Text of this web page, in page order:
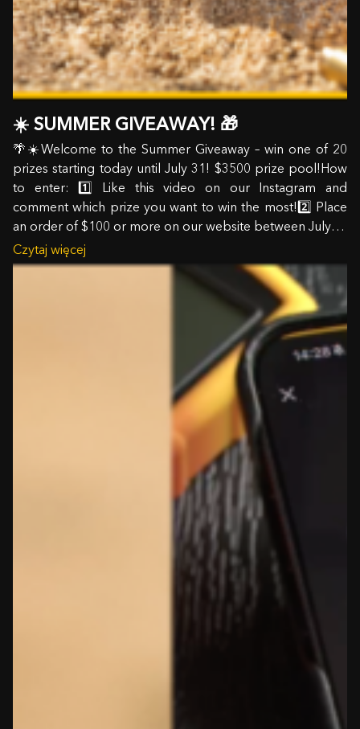
☀️ SUMMER GIVEAWAY! 🎁
🌴☀️Welcome to the Summer Giveaway – win one of 20
prizes starting today until July 31! $3500 prize pool!How
to enter: 1️⃣ Like this video on our Instagram and
comment which prize you want to win the most!2️⃣ Place
an order of $100 or more on our website between July…
Czytaj więcej